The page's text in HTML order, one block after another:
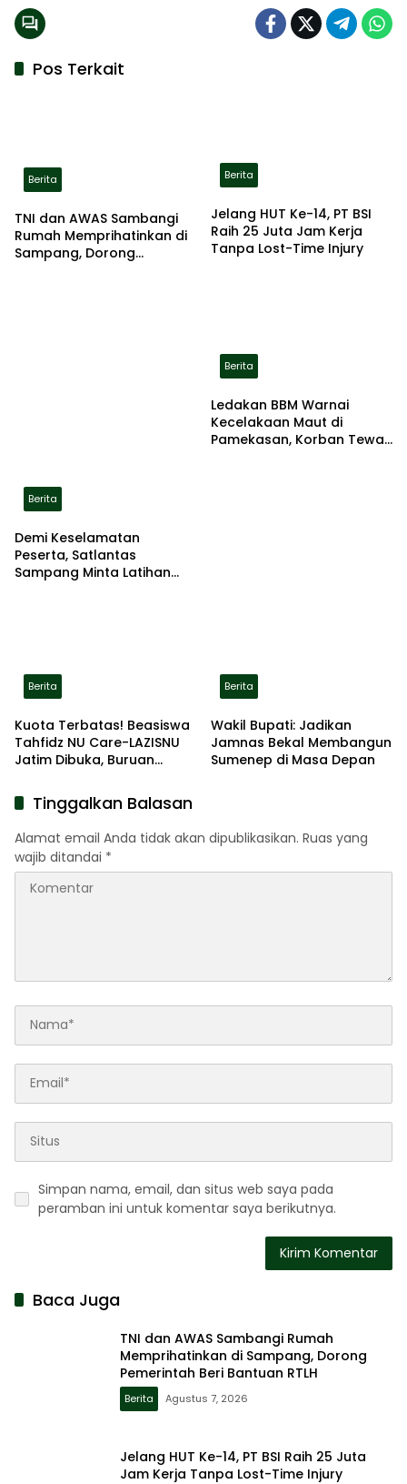
Pos Terkait
Berita
TNI dan AWAS Sambangi
Rumah Memprihatinkan di
Sampang, Dorong
Berita
Jelang HUT Ke-14, PT BSI
Raih 25 Juta Jam Kerja
Tanpa Lost-Time Injury
Berita
Demi Keselamatan
Peserta, Satlantas
Sampang Minta Latihan
Berita
Ledakan BBM Warnai
Kecelakaan Maut di
Pamekasan, Korban Tewas
Berita
Kuota Terbatas! Beasiswa
Tahfidz NU Care-LAZISNU
Jatim Dibuka, Buruan
Berita
Wakil Bupati: Jadikan
Jamnas Bekal Membangun
Sumenep di Masa Depan
Tinggalkan Balasan
Alamat email Anda tidak akan dipublikasikan. Ruas yang
wajib ditandai *
Simpan nama, email, dan situs web saya pada
peramban ini untuk komentar saya berikutnya.
Baca Juga
TNI dan AWAS Sambangi Rumah
Memprihatinkan di Sampang, Dorong
Pemerintah Beri Bantuan RTLH
Berita Agustus 7, 2026
Jelang HUT Ke-14, PT BSI Raih 25 Juta
Jam Kerja Tanpa Lost-Time Injury